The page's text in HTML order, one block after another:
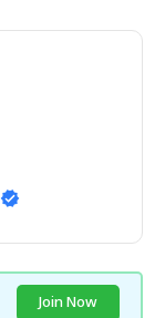
Join Now